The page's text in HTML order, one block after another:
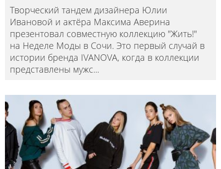
Творческий тандем дизайнера Юлии
Ивановой и актёра Максима Аверина
презентовал совместную коллекцию "Жить!"
на Неделе Моды в Сочи. Это первый случай в
истории бренда IVANOVA, когда в коллекции
представлены мужс...